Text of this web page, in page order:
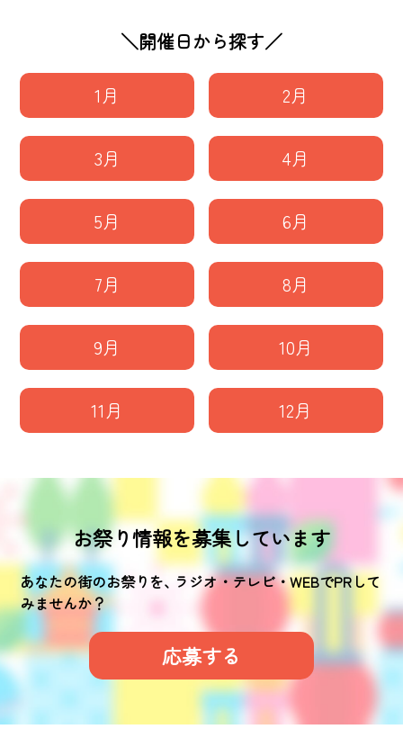
＼開催日から探す／
1月 2月
3月 4月
5月 6月
7月 8月
9月 10月
11月 12月
お祭り情報を募集しています
あなたの街のお祭りを､ ラジオ・テレビ・WEBでPRして
みませんか？
応募する